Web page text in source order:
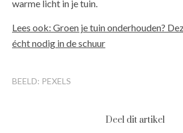
warme licht in je tuin.
Lees ook: Groen je tuin onderhouden?
écht nodig in de schuur
BEELD: PEXELS
Deel dit artikel